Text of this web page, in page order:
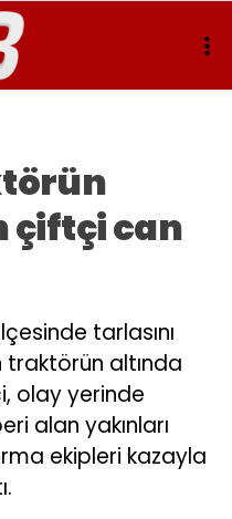
çiftçi can
tarlasını
traktörün altında
olay yerinde
alan yakınları
ekipleri kazayla